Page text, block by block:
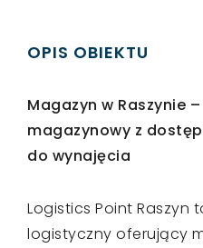
OPIS OBIEKTU
Magazyn w Raszynie
magazynowy z
do wynajęcia
Logistics Point Raszyn
logistyczny oferujący